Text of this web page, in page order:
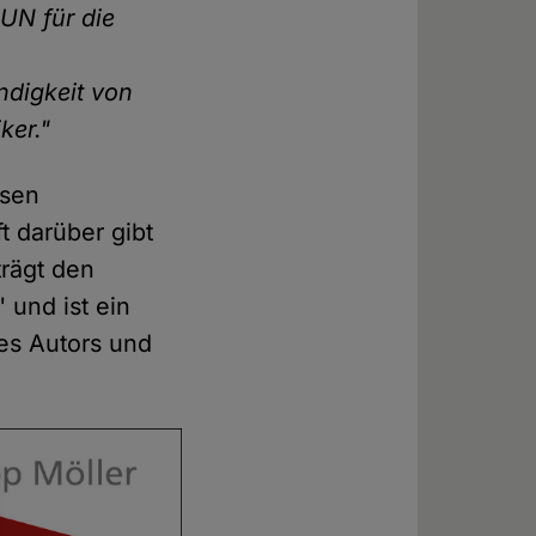
für die
von
darüber gibt
den
und ist ein
Autors und